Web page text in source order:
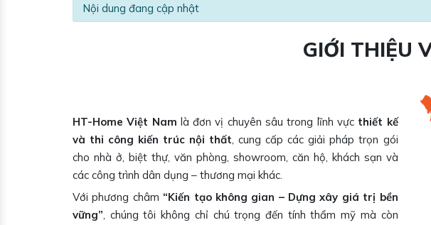
Nội dung đang cập nhật
GIỚI THIỆU
HT-Home Việt Nam là đơn vị chuyên sâu trong lĩnh vực thiết kế
và thi công kiến trúc nội thất, cung cấp các giải pháp trọn gói
cho nhà ở, biệt thự, văn phòng, showroom, căn hộ, khách sạn và
các công trình dân dụng – thương mại khác.
Với phương châm “Kiến tạo không gian – Dựng xây giá trị bền
vững”, chúng tôi không chỉ chú trọng đến tính thẩm mỹ mà còn